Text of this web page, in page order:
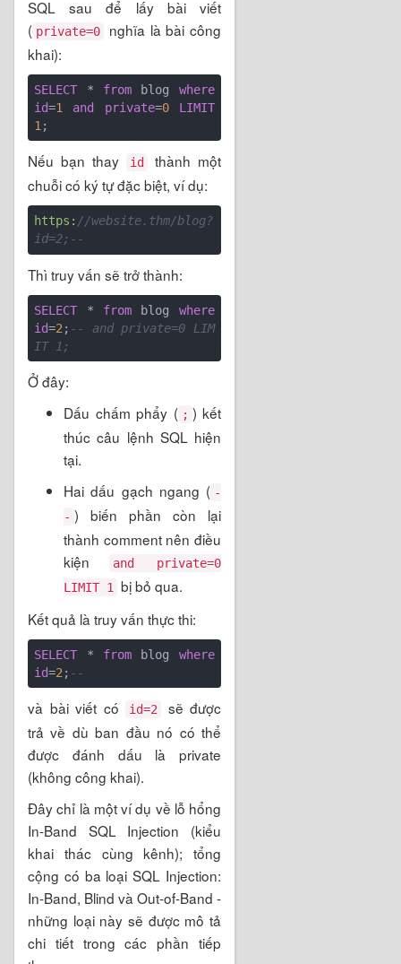
SQL sau để lấy bài viết
( private=0
nghĩa là bài công
khai):
SELECT * from blog where
id=1 and private=0
LIMIT
1
Nếu bạn thay id
thành một
chuỗi có ký tự đặc biệt, ví dụ:
https: //website.thm/blog?
id=2;--
Thì truy vấn sẽ trở thành:
SELECT * from blog where
id=2 ; -- and private=0 LIM
IT 1;
Ở đây:
Dấu chấm phẩy ( ; ) kết
thúc câu lệnh SQL hiện
tại.
Hai dấu gạch ngang ( -
- ) biến phần còn lại
thành comment nên điều
kiện
and private=0
LIMIT 1
bị bỏ qua.
Kết quả là truy vấn thực thi:
SELECT * from blog where
id=2 ; --
và bài viết có id=2
sẽ được
trả về dù ban đầu nó có thể
được đánh dấu là private
(không công khai).
Đây chỉ là một ví dụ về lỗ hổng
In-Band SQL Injection (kiểu
khai thác cùng kênh); tổng
cộng có ba loại SQL Injection:
In-Band, Blind và Out-of-Band -
những loại này sẽ được mô tả
chi tiết trong các phần tiếp